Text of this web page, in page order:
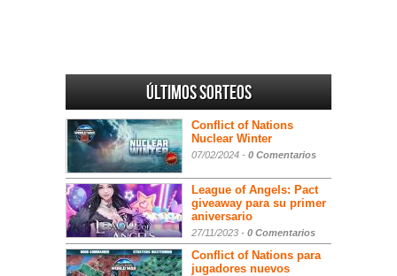
Últimos sorteos
Conflict of Nations
Nuclear Winter
07/02/2024 - 0 Comentarios
League of Angels: Pact
giveaway para su primer
aniversario
27/11/2023 - 0 Comentarios
Conflict of Nations para
jugadores nuevos